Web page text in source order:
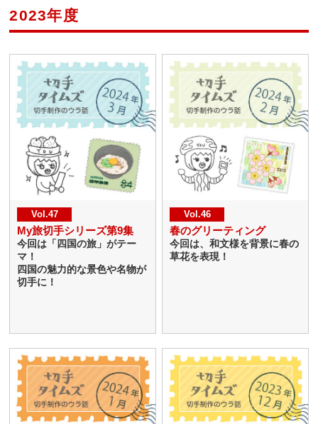
2023年度
Vol.47
My旅切手シリーズ第9集
今回は「四国の旅」がテー
マ！
四国の魅力的な景色や名物が
切手に！
Vol.46
春のグリーティング
今回は、和文様を背景に春の
草花を表現！